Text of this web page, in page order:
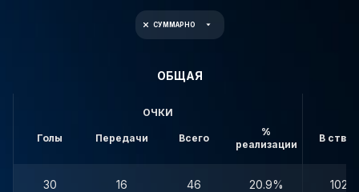
СУММАРНО
ОБЩАЯ
ОЧКИ
Голы Передачи Всего
%
реализации
В створ
30 16 46 20.9% 102